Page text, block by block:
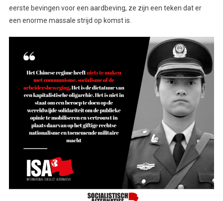
eerste bevingen voor een aardbeving, ze zijn een teken dat er
een enorme massale strijd op komst is.